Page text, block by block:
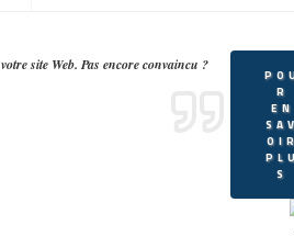
site Web. Pas encore convaincu ?
R
EN
SAV
OIR
S